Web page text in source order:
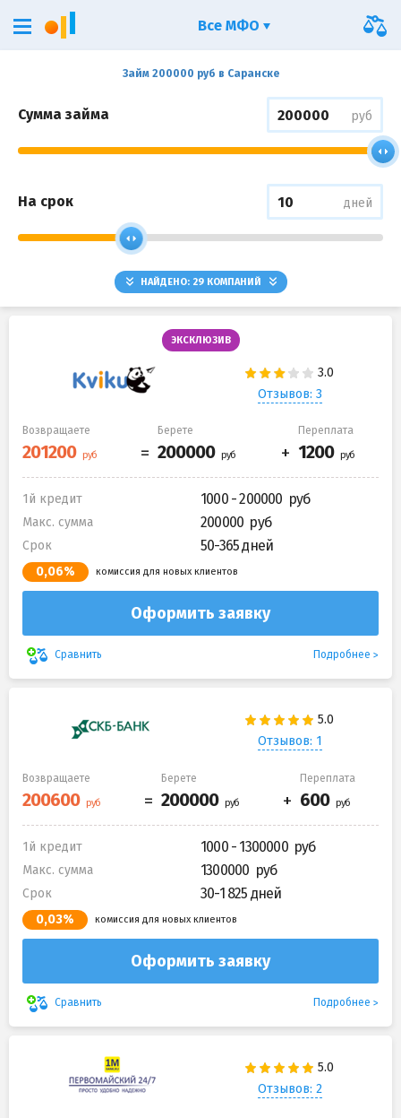
Займ 200000 руб в Саранске
Сумма займа руб
На срок дней
НАЙДЕНО: 29КОМПАНИЙ
ЭКСКЛЮЗИВ
Отзывов: 3
Возвращаете Берете Переплата
1й кредит 1000 - 200000
Макс. сумма 200000
Срок 50-365 дней
0,06% комиссия для новых клиентов
Оформить заявку
Сравнить Подробнее
Отзывов: 1
Возвращаете Берете Переплата
1й кредит 1000 - 1300000
Макс. сумма 1300000
Срок 30-1 825 дней
0,03% комиссия для новых клиентов
Оформить заявку
Сравнить Подробнее
Отзывов: 2
Все МФО